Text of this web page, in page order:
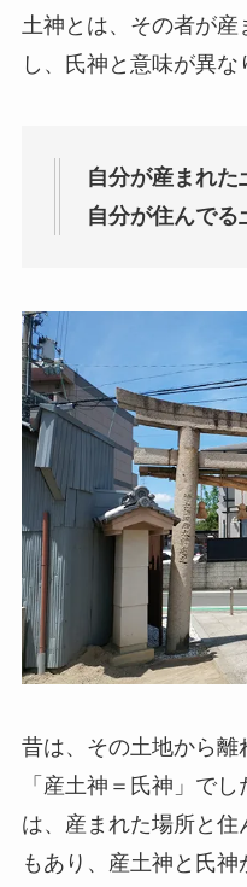
土神とは、その者が産
し、氏神と意味が異な
自分が産まれ
自分が住んで
昔は、その土地から
「産土神＝氏神」で
は、産まれた場所と住
もあり、産土神と氏